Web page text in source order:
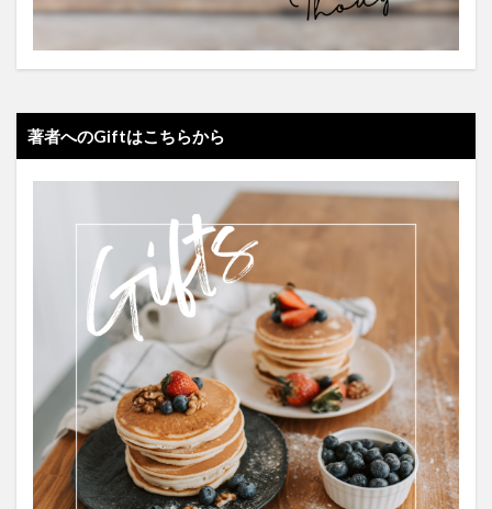
著者へのGiftはこちらから